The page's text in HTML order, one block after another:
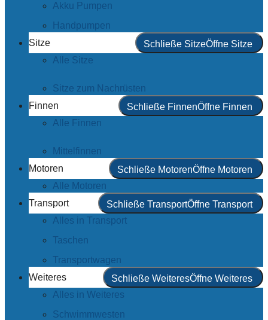
Akku Pumpen
Handpumpen
Sitze
Schließe SitzeÖffne Sitze
Alle Sitze
Sitze zum Nachrüsten
Finnen
Schließe FinnenÖffne Finnen
Alle Finnen
Mittelfinnen
Motoren
Schließe MotorenÖffne Motoren
Alle Motoren
Transport
Schließe TransportÖffne Transport
Alles in Transport
Taschen
Transportwagen
Weiteres
Schließe WeiteresÖffne Weiteres
Alles in Weiteres
Schwimmwesten